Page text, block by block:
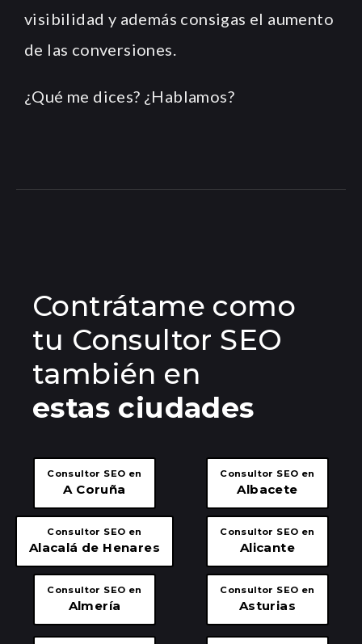
visibilidad y además consigas el aumento
de las conversiones.
¿Qué me dices? ¿Hablamos?
Contrátame como
tu Consultor SEO
también en
estas ciudades
Consultor SEO en
A Coruña
Consultor SEO en
Albacete
Consultor SEO en
Alacalá de Henares
Consultor SEO en
Alicante
Consultor SEO en
Almería
Consultor SEO en
Asturias